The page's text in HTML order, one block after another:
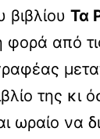
Τα
φορά από
της κι
ωραίο να